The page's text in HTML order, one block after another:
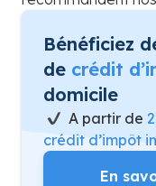
Bénéficiez
de crédit
domicile
A partir de
crédit d’impôt
En